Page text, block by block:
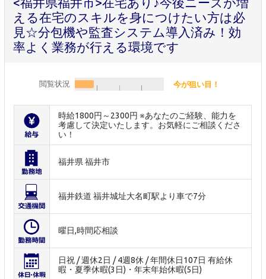
える在宅のスキルを身につけたい方は必
見☆分包機や監査システム導入済み！効
率よく業務が行える環境です
閲覧状況 今が狙い目！
時給1800円～2300円 ※あなたのご経験、能力を
考慮して決定いたします。お気軽にご相談くださ
い！
福井県 福井市
福井鉄道 福井城址大名町駅より車で7分
曜日,時間応相談
日祝 / 週休2日 / 4週8休 / 年間休日107日 有給休
暇・夏季休暇(3日)・年末年始休暇(5日)